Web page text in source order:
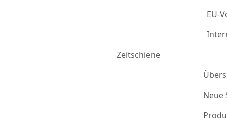
EU-
Zeitschiene
Neue